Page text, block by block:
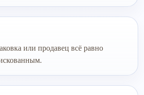
или продавец всё равно